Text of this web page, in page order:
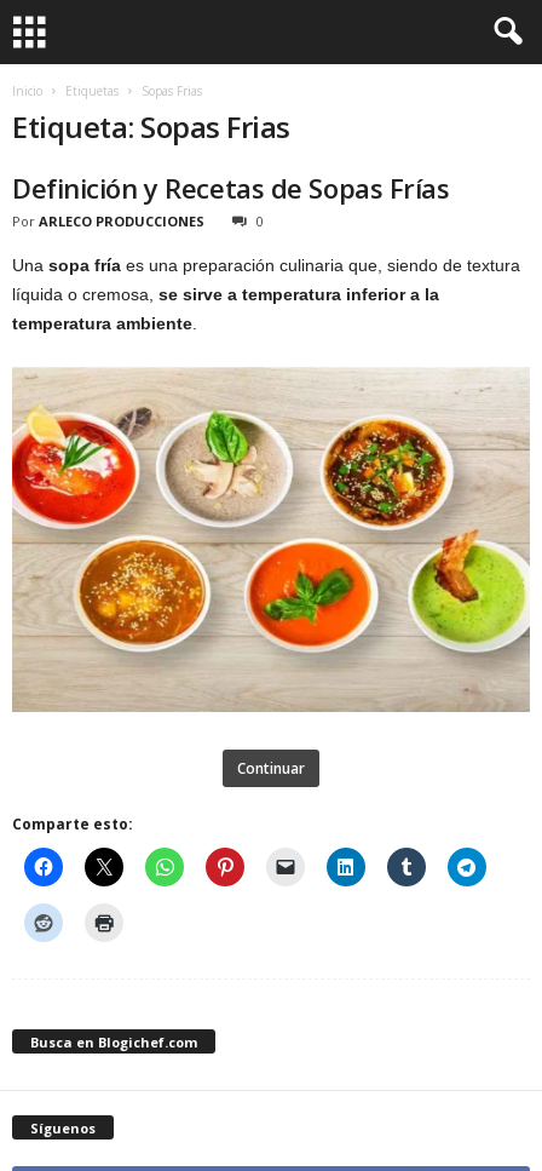
Inicio Etiquetas Sopas Frias
Etiqueta: Sopas Frias
Definición y Recetas de Sopas Frías
Por ARLECO PRODUCCIONES 0
Una sopa fría es una preparación culinaria que, siendo de textura
líquida o cremosa, se sirve a temperatura inferior a la
temperatura ambiente
Continuar
Comparte esto:
Busca en Blogichef.com
Síguenos